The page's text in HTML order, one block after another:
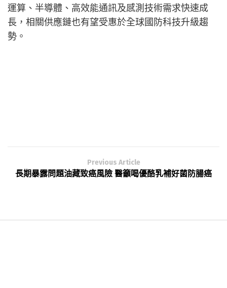
運算、半導體、高效能通訊及感測技術需求快速成
長，相關供應鏈也有望受惠於全球國防科技升級趨
勢。
Previous Article
長期暴露問題油藏致癌風險 醫籲喝優酪乳補好菌防腸癌